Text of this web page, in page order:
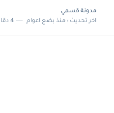
مدونة قسمي
اخر تحديث :منذ بضع اعوام 4 دقائق للقراءة